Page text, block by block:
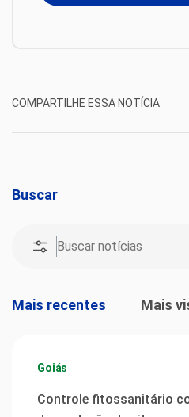
COMPARTILHE ESSA NOTÍCIA
Buscar
Mais recentes Mais
Goiás
Controle fitossanitário